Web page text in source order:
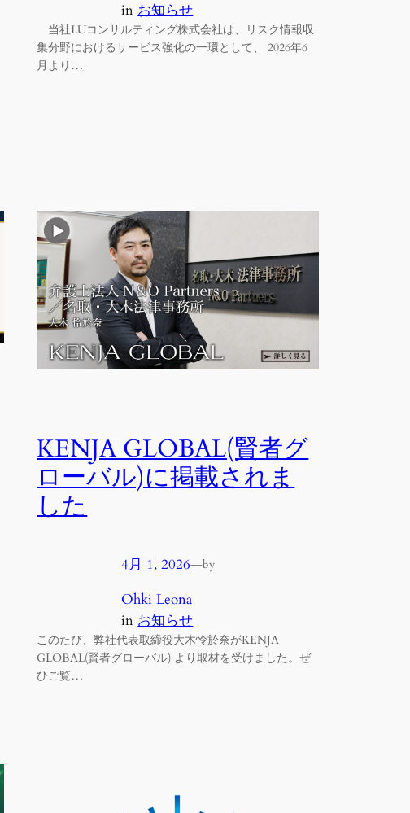
in お知らせ
当社LUコンサルティング株式会社は、リスク情報収
集分野におけるサービス強化の一環として、 2026年6
月より…
KENJA GLOBAL(賢者グ
ローバル)に掲載されま
した
4月 1, 2026—by
Ohki Leona
in お知らせ
このたび、弊社代表取締役大木怜於奈がKENJA
GLOBAL(賢者グローバル) より取材を受けました。ぜ
ひご覧…